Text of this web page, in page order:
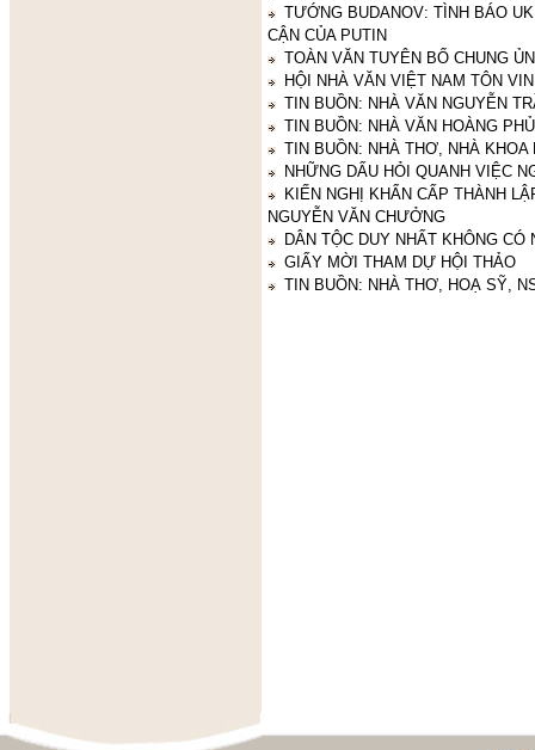
TƯỚNG BUDANOV: TÌNH BÁO
CẬN CỦA PUTIN
TOÀN VĂN TUYÊN BỐ CHUNG
HỘI NHÀ VĂN VIỆT NAM TÔN
TIN BUỒN: NHÀ VĂN NGUYỄN
TIN BUỒN: NHÀ VĂN HOÀNG
TIN BUỒN: NHÀ THƠ, NHÀ
NHỮNG DẤU HỎI QUANH VIỆC
KIẾN NGHỊ KHẨN CẤP THÀNH
NGUYỄN VĂN CHƯỞNG
DÂN TỘC DUY NHẤT KHÔNG
GIẤY MỜI THAM DỰ HỘI THẢO
TIN BUỒN: NHÀ THƠ, HOẠ SỸ,